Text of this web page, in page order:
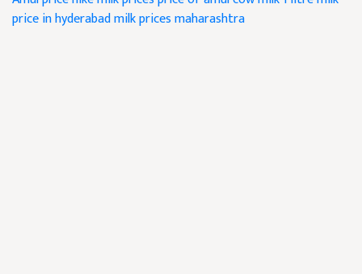
price in hyderabadmilk prices maharashtra